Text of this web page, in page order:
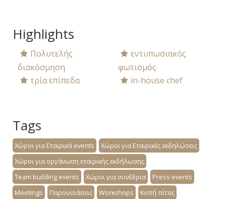
Highlights
Πολυτελής
διακόσμηση
εντυπωσιακός
φωτισμός
τρία επίπεδα
in-house chef
Tags
Χώροι για Εταιρικά events
Χώροι για Εταιρικές εκδηλώσεις
Χώροι για οργάνωση εταιρικής εκδήλωσης
Team building events
Χώροι για συνέδρια
Press events
Meetings
Παρουσιάσεις Worκshops
Κοπή πίτας